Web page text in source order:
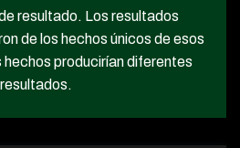
resultado. Los resultados
de los hechos únicos de esos
producirían diferentes
resultados.